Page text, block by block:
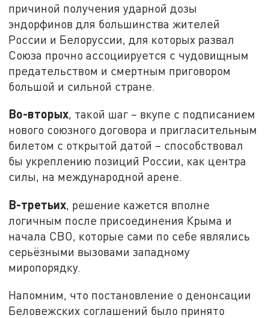
причиной получения ударной дозы
эндорфинов для большинства жителей
России и Белоруссии, для которых развал
Союза прочно ассоциируется с чудовищным
предательством и смертным приговором
большой и сильной стране.
Во-вторых, такой шаг – вкупе с подписанием
нового союзного договора и пригласительным
билетом с открытой датой – способствовал
бы укреплению позиций России, как центра
силы, на международной арене.
В-третьих, решение кажется вполне
логичным после присоединения Крыма и
начала СВО, которые сами по себе являлись
серьёзными вызовами западному
миропорядку.
Напомним, что постановление о денонсации
Беловежских соглашений было принято